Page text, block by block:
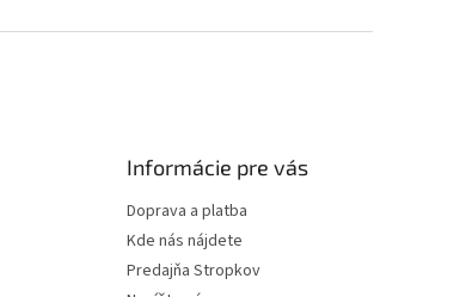
Informácie pre vás
Doprava a platba
Kde nás nájdete
Predajňa Stropkov